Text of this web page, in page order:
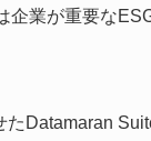
企業が重要な
Datamaran